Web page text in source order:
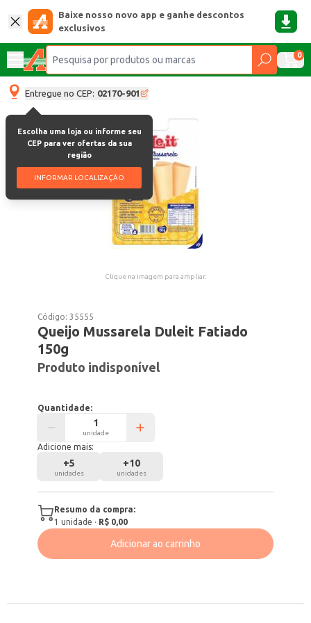
Baixe nosso novo app e ganhe descontos
exclusivos
0
Entregue no CEP: 02170-901
Escolha uma loja ou informe seu
CEP para ver ofertas da sua
região
INFORMAR LOCALIZAÇÃO
Clique na imagem para ampliar.
Código:35555
Queijo Mussarela Duleit Fatiado
150g
Produto indisponível
Quantidade:
unidade
Adicione mais:
+5
unidades
+10
unidades
Resumo da compra:
1 unidade · R$ 0,00
Adicionar ao carrinho